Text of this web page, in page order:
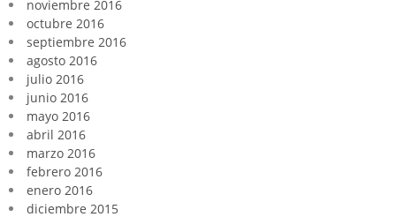
noviembre 2016
octubre 2016
septiembre 2016
agosto 2016
julio 2016
junio 2016
mayo 2016
abril 2016
marzo 2016
febrero 2016
enero 2016
diciembre 2015